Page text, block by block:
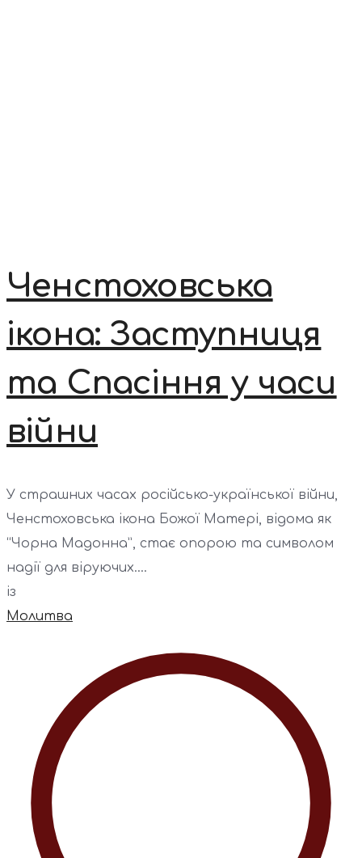
Ченстоховська
ікона: Заступниця
та Спасіння у часи
війни
У страшних часах російсько-української війни,
Ченстоховська ікона Божої Матері, відома як
“Чорна Мадонна”, стає опорою та символом
надії для віруючих....
із
Молитва